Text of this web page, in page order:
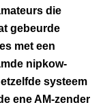
die
gebeurde
met een
nipkow-
systeem
ene AM-zender